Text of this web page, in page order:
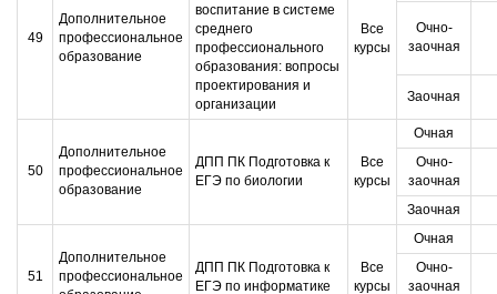
49
Дополнительное
профессиональное
образование
воспитание в системе
среднего
профессионального
образования: вопросы
проектирования и
организации
Все
курсы
Очно-
заочная
Заочная
50
Дополнительное
профессиональное
образование
ДПП ПК Подготовка к
ЕГЭ по биологии
Все
курсы
Очная
Очно-
заочная
Заочная
51
Дополнительное
профессиональное
ДПП ПК Подготовка к
ЕГЭ по информатике
Все
курсы
Очная
Очно-
заочная